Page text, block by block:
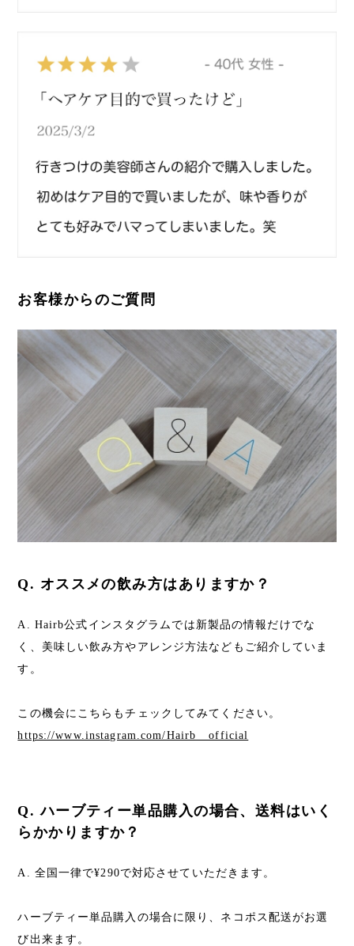
お客様からのご質問
Q. オススメの飲み方はありますか？
A. Hairb公式インスタグラムでは新製品の情報だけでな
く、美味しい飲み方やアレンジ方法などもご紹介していま
す。
この機会にこちらもチェックしてみてください。
https://www.instagram.com/Hairb__official
Q. ハーブティー単品購入の場合、送料はいく
らかかりますか？
A. 全国一律で¥290で対応させていただきます。
ハーブティー単品購入の場合に限り、ネコポス配送がお選
び出来ます。